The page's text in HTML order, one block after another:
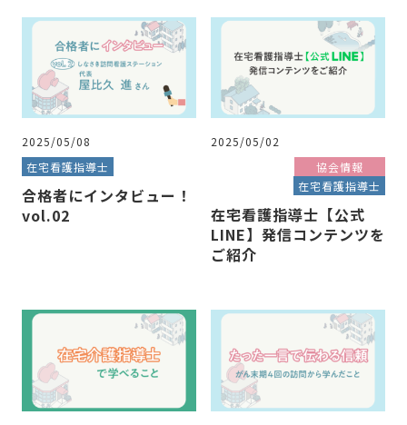
2025/05/08
在宅看護指導士
合格者にインタビュー！
vol.02
2025/05/02
協会情報
在宅看護指導士
在宅看護指導士【公式
LINE】発信コンテンツを
ご紹介